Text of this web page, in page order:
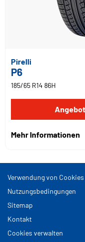
Pirelli
P6
185/65 R14 86H
Mehr Informationen
Verwendung von Cookies
Nutzungsbedingungen
Sitemap
Kontakt
Cookies verwalten